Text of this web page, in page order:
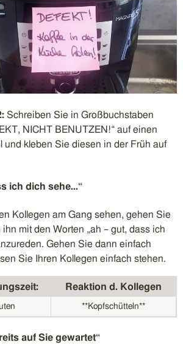
Schreiben Sie in Großbuchstaben
NICHT BENUTZEN!“ auf einen
und kleben Sie diesen in der Früh auf
ich dich sehe…“
Kollegen am Gang sehen, gehen Sie
ihn mit den Worten „ah – gut, dass ich
Gehen Sie dann einfach
Sie Ihren Kollegen einfach stehen.
Reaktion d. Kollegen
**Kopfschütteln**
auf Sie gewartet“